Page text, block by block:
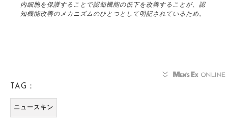
内細胞を保護することで認知機能の低下を改善することが、認
知機能改善のメカニズムのひとつとして明記されているため。
TAG：
ニュースキン